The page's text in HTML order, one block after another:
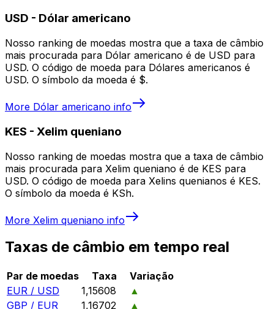
USD - Dólar americano
Nosso ranking de moedas mostra que a taxa de câmbio
mais procurada para Dólar americano é de USD para
USD. O código de moeda para Dólares americanos é
USD. O símbolo da moeda é $.
More Dólar americano info
KES - Xelim queniano
Nosso ranking de moedas mostra que a taxa de câmbio
mais procurada para Xelim queniano é de KES para
USD. O código de moeda para Xelins quenianos é KES.
O símbolo da moeda é KSh.
More Xelim queniano info
Taxas de câmbio em tempo real
Par de moedas Taxa
Variação
EUR / USD
1,15608
▲
GBP / EUR
1,16702
▲